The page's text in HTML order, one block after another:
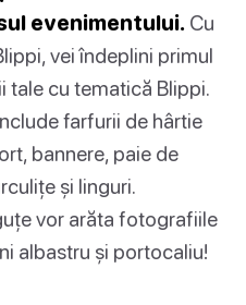
evenimentului. Cu
vei îndeplini primul
tale cu tematică Blippi.
farfurii de hârtie
bannere, paie de
și linguri.
vor arăta fotografiile
albastru și portocaliu!